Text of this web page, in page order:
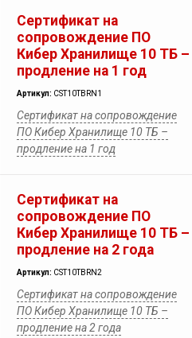
Сертификат на
сопровождение ПО
Кибер Хранилище 10 ТБ –
продление на 1 год
Артикул: CST10TBRN1
Сертификат на сопровождение
ПО Кибер Хранилище 10 ТБ –
продление на 1 год
Сертификат на
сопровождение ПО
Кибер Хранилище 10 ТБ –
продление на 2 года
Артикул: CST10TBRN2
Сертификат на сопровождение
ПО Кибер Хранилище 10 ТБ –
продление на 2 года